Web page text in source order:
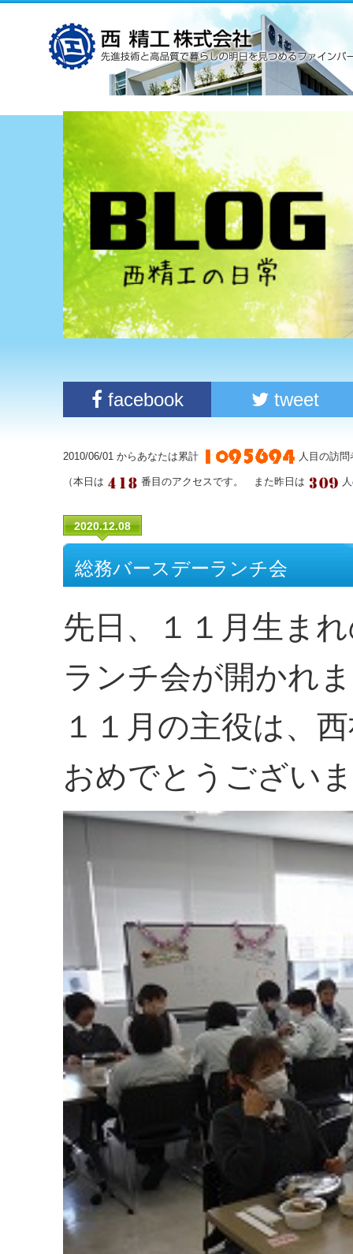
facebook tweet
2010/06/01 からあなたは累計 人目の訪
（本日は 番目のアクセスです。 また昨日は
2020.12.08
総務バースデーランチ会
先日、１１月生ま
ランチ会が開かれ
１１月の主役は、
おめでとうござい